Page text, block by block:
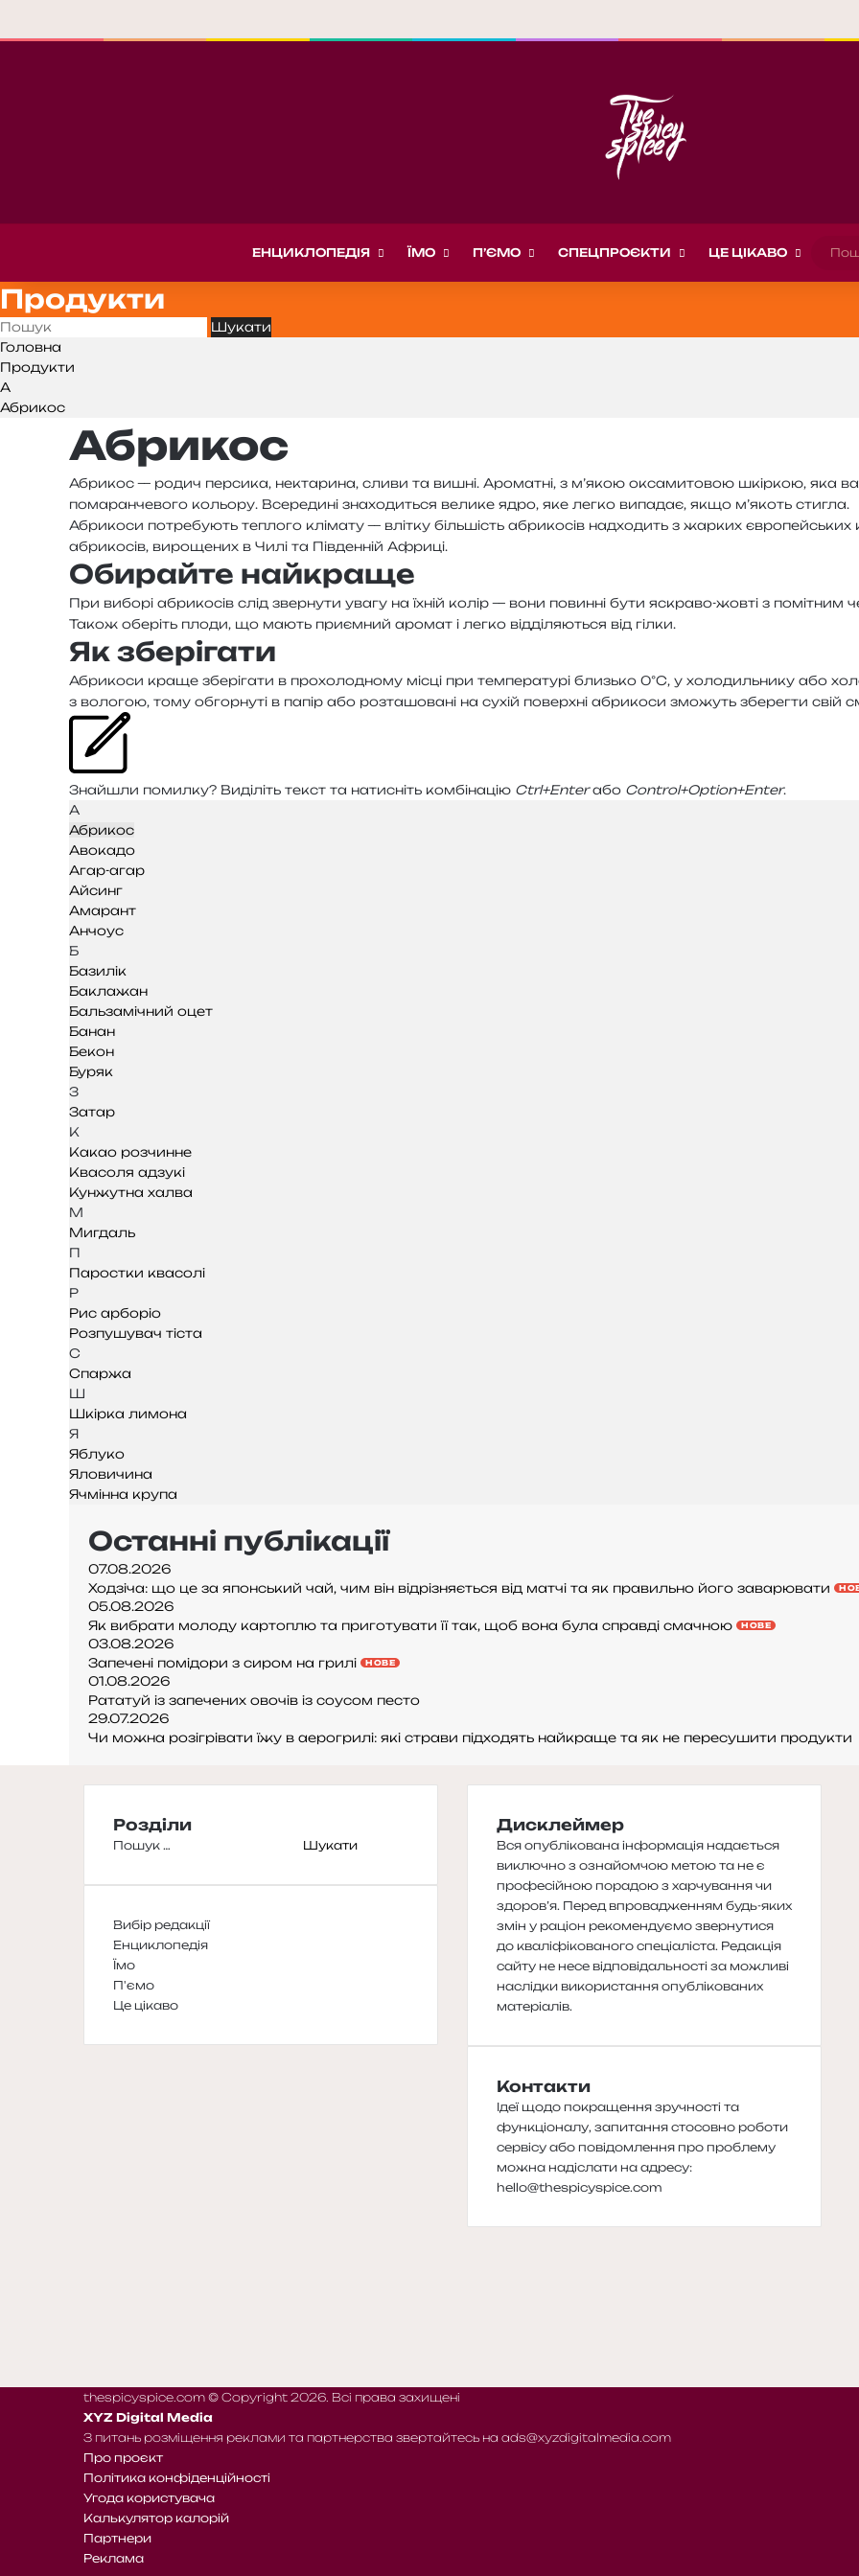
ЕНЦИКЛОПЕДІЯ ЇМО П’ЄМО СПЕЦПРОЄКТИ ЦЕ ЦІКАВО
Продукти
Головна
Продукти
А
Абрикос
Абрикос
Абрикос — родич пер­си­ка, некта­ри­на, сливи та вишні. Ароматні, з м’я­кою окса­ми­то­вою шкір­кою, яка
пома­ран­че­во­го кольо­ру. Всередині зна­хо­ди­ться вели­ке ядро, яке легко випа­дає, якщо м’я­коть стигла.
Абрикоси потре­бу­ють тепло­го клі­ма­ту — влі­тку біль­шість абри­ко­сів над­хо­дить з жар­ких
абри­ко­сів, виро­ще­них в Чилі та Південній Африці.
Обирайте найкраще
При вибо­рі абри­ко­сів слід звер­ну­ти увагу на їхній колір — вони повин­ні бути яскра­во-жовті з
Також обе­ріть плоди, що мають при­єм­ний аро­мат і легко від­ді­ля­ю­ться від гілки.
Як зберігати
Абрикоси краще збе­рі­га­ти в прохо­ло­дно­му місці при тем­пе­ра­ту­рі близь­ко 0°C, у холо­диль­ни­ку або
з воло­гою, тому обгор­ну­ті в папір або роз­та­шо­ва­ні на сухій поверх­ні абри­ко­си змо­жуть збе­рег­ти свій
Знайшли помил­ку? Виділіть текст та нати­сніть ком­бі­на­цію Ctrl+Enterабо Control+Option+Enter.
А
Абрикос
Авокадо
Агар-агар
Айсинг
Амарант
Анчоус
Б
Базилік
Баклажан
Бальзамічний оцет
Банан
Бекон
Буряк
З
Затар
К
Какао розчинне
Квасоля адзукі
Кунжутна халва
М
Мигдаль
П
Паростки квасолі
Р
Рис арборіо
Розпушувач тіста
С
Спаржа
Ш
Шкірка лимона
Я
Яблуко
Яловичина
Ячмінна крупа
Останні публікації
07.08.2026
Ходзіча: що це за японський чай, чим він відрізняється від матчі та як правильно його заварювати
05.08.2026
Як вибрати молоду картоплю та приготувати її так, щоб вона була справді смачною
НОВЕ
03.08.2026
Запечені помідори з сиром на грилі
НОВЕ
01.08.2026
Рататуй із запечених овочів із соусом песто
29.07.2026
Чи можна розігрівати їжу в аерогрилі: які страви підходять найкраще та як не пересушити продукти
Розділи
Пошук:
Вибір редакції
Енциклопедія
Їмо
П'ємо
Це цікаво
Дисклеймер
Вся опублікована інформація надається
виключно з ознайомчою метою та не є
професійною порадою з харчування чи
здоров’я. Перед впровадженням будь-яких
змін у раціон рекомендуємо звернутися
до кваліфікованого спеціаліста. Редакція
сайту не несе відповідальності за можливі
наслідки використання опублікованих
матеріалів.
Контакти
Ідеї щодо покращення зручності та
функціоналу, запитання стосовно роботи
сервісу або повідомлення про проблему
можна надіслати на адресу:
hello@thespicyspice.com
thespicyspice.com © Copyright 2026. Всі права захищені
XYZ Digital Media
З питань розміщення реклами та партнерства звертайтесь на ads@xyzdigitalmedia.com
Про проєкт
Політика конфіденційності
Угода користувача
Калькулятор калорій
Партнери
Реклама